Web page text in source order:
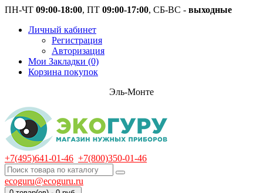
ПН-ЧТ 09:00-18:00, ПТ 09:00-17:00, СБ-ВС - выходные
Личный кабинет
Регистрация
Авторизация
Мои Закладки (0)
Корзина покупок
Эль-Монте
+7(495)641-01-46 +7(800)350-01-46
ecoguru@ecoguru.ru